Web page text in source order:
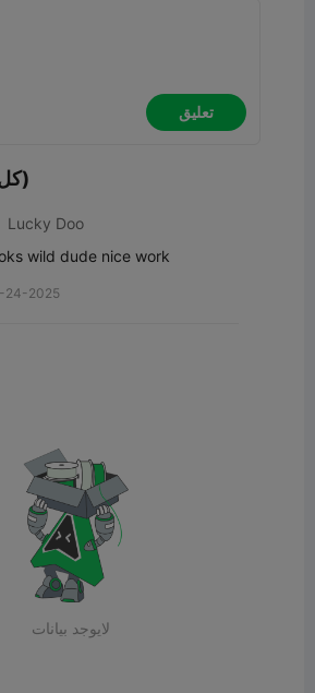
تعليق
كل التعليقات(1)
Lucky Doo
wild dude nice work
24-2025
لايوجد بيانات